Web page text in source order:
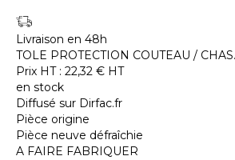
Livraison en 48h
TOLE PROTECTION COUTEAU /
Prix HT : 22,32 € HT
en stock
Diffusé sur Dirfac.fr
Pièce origine
Pièce neuve défraîchie
A FAIRE FABRIQUER